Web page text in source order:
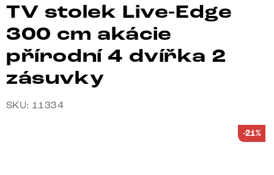
TV stolek Live-Edge
300 cm akácie
přírodní 4 dvířka 2
zásuvky
SKU: 11334
-21%